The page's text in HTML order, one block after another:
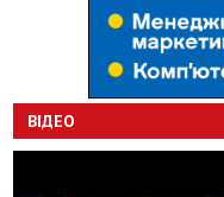
ВІДЕО